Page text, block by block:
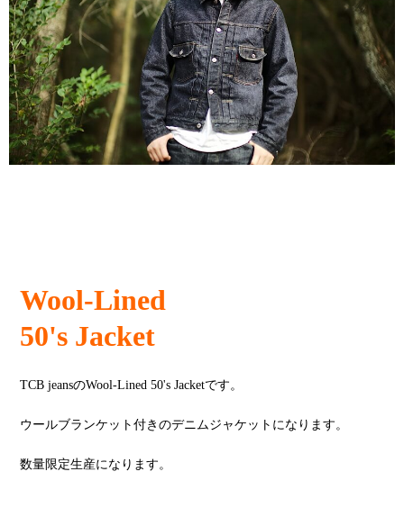
Wool-Lined
50's Jacket
TCB jeansのWool-Lined 50's Jacketです。
ウールブランケット付きのデニムジャケットになります。
数量限定生産になります。